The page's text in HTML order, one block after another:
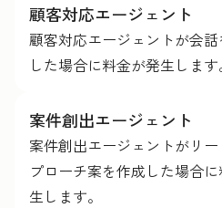
顧客対応エージェント
顧客対応エージェントが会
した場合に料金が発生します
案件創出エージェント
案件創出エージェントがリ
プローチ案を作成した場合
生します。